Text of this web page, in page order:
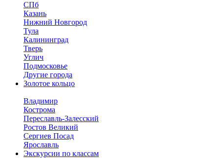
СПб
Казань
Нижний Новгород
Тула
Калининград
Тверь
Углич
Подмосковье
Другие города
Золотое кольцо
Владимир
Кострома
Переславль-Залесский
Ростов Великий
Сергиев Посад
Ярославль
Экскурсии по классам